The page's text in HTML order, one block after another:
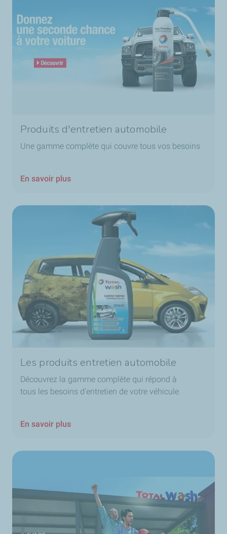
Produits d'entretien automobile
Une gamme complète qui couvre tous vos besoins
En savoir plus
Les produits entretien automobile
Découvrez la gamme complète qui répond à
tous les besoins d'entretien de votre véhicule
En savoir plus